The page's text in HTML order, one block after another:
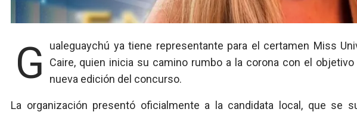
Gualeguaychú ya tiene representante para el certamen Miss Universo Entre Ríos: se trata de Lucía
Caire, quien inicia su camino rumbo a la corona con el
nueva edición del concurso.
La organización presentó oficialmente a la candidata local, que se